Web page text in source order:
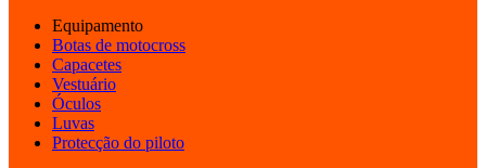
Equipamento
Botas de motocross
Capacetes
Vestuário
Óculos
Luvas
Protecção do piloto